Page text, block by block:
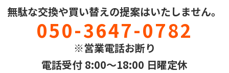
無駄な交換や買い替えの提案はいたしません。
050-3647-0782
※営業電話お断り
電話受付 8:00～18:00 日曜定休